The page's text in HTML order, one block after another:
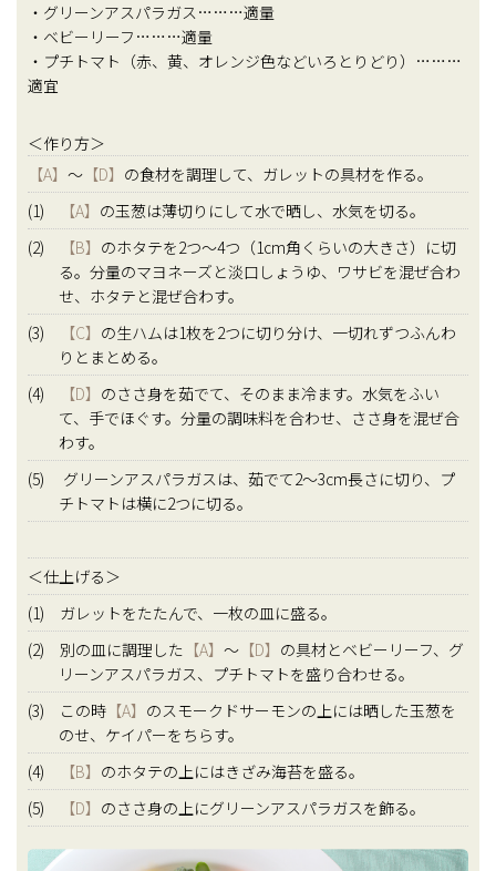
・グリーンアスパラガス………適量
・ベビーリーフ………適量
・プチトマト（赤、黄、オレンジ色などいろとりどり）………
適宜
＜作り方＞
【A】 〜 【D】 の食材を調理して、ガレットの具材を作る。
(1)
【A】 の玉葱は薄切りにして水で晒し、水気を切る。
(2)
【B】 のホタテを2つ～4つ（1cm角くらいの大きさ）に切
る。分量のマヨネーズと淡口しょうゆ、ワサビを混ぜ合わ
せ、ホタテと混ぜ合わす。
(3)
【C】 の生ハムは1枚を2つに切り分け、一切れずつふんわ
りとまとめる。
(4)
【D】 のささ身を茹でて、そのまま冷ます。水気をふい
て、手でほぐす。分量の調味料を合わせ、ささ身を混ぜ合
わす。
(5) グリーンアスパラガスは、茹でて2～3cm長さに切り、プ
チトマトは横に2つに切る。
＜仕上げる＞
(1) ガレットをたたんで、一枚の皿に盛る。
(2) 別の皿に調理した 【A】 〜 【D】 の具材とベビーリーフ、グ
リーンアスパラガス、プチトマトを盛り合わせる。
(3) この時 【A】 のスモークドサーモンの上には晒した玉葱を
のせ、ケイパーをちらす。
(4)
【B】 のホタテの上にはきざみ海苔を盛る。
(5)
【D】 のささ身の上にグリーンアスパラガスを飾る。